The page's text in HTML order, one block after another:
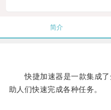
简介
快捷加速器是一款集成了
助人们快速完成各种任务。